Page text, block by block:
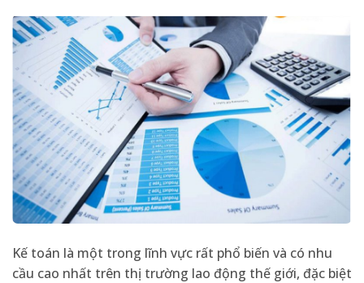
Kế toán là một trong lĩnh vực rất phổ biến và có nhu
cầu cao nhất trên thị trường lao động thế giới, đặc biệt